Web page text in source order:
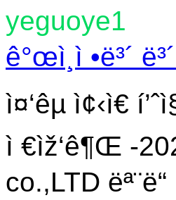
yeguoye1
ê°œì¸ì •ë³´
ì¤‘êµ­ ì¢‹ì€
ì €ìž‘ê¶Œ -
co.,LTD ëª¨ë“